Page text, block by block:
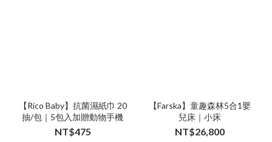
【Rico Baby】抗菌濕紙⼱ 20
抽/包｜5包入加贈動物手機
NT$475
【Farska】童趣森林5合1嬰
兒床｜小床
NT$26,800